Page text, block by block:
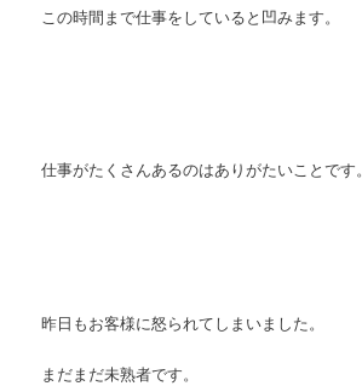
この時間まで仕事をしていると凹みます。
仕事がたくさんあるのはありがたいことです。
昨日もお客様に怒られてしまいました。
まだまだ未熟者です。